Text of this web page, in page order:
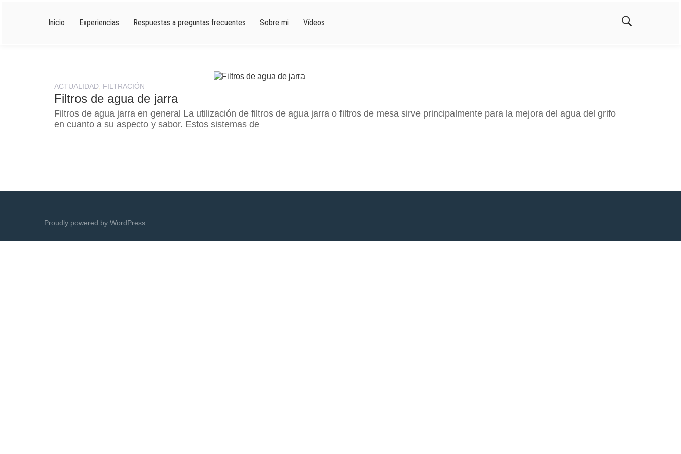
Inicio Experiencias Respuestas a preguntas frecuentes Sobre mi Vídeos
ACTUALIDAD, FILTRACIÓN
Filtros de agua de jarra
Filtros de agua jarra en general La utilización de filtros de agua jarra o filtros de mesa sirve principalmente para la mejora del agua del grifo
en cuanto a su aspecto y sabor. Estos sistemas de
Proudly powered by WordPress